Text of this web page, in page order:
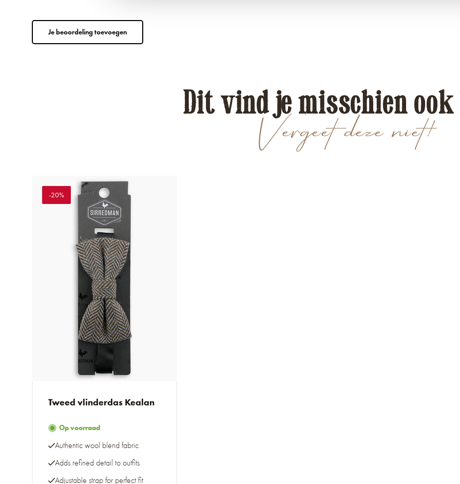
Je beoordeling toevoegen
Vergeet deze niet!
Dit vind je misschien
-20%
Tweed vlinderdas Kealan
Op voorraad
Authentic wool blend fabric
Adds refined detail to outfits
Adjustable strap for perfect fit